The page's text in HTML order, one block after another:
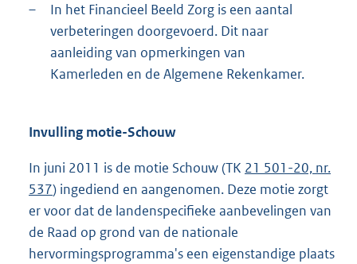
–
In het Financieel Beeld Zorg is een aantal
verbeteringen doorgevoerd. Dit naar
aanleiding van opmerkingen van
Kamerleden en de Algemene Rekenkamer.
Invulling motie-Schouw
In juni 2011 is de motie Schouw (TK 21 501-20, nr.
537) ingediend en aangenomen. Deze motie zorgt
er voor dat de landenspecifieke aanbevelingen van
de Raad op grond van de nationale
hervormingsprogramma's een eigenstandige plaats